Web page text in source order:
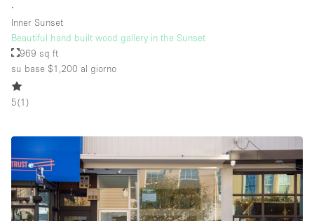
∙
Inner Sunset
Beautiful hand built wood gallery in the Sunset
969 sq ft
su base $1,200 al giorno
5(1 )